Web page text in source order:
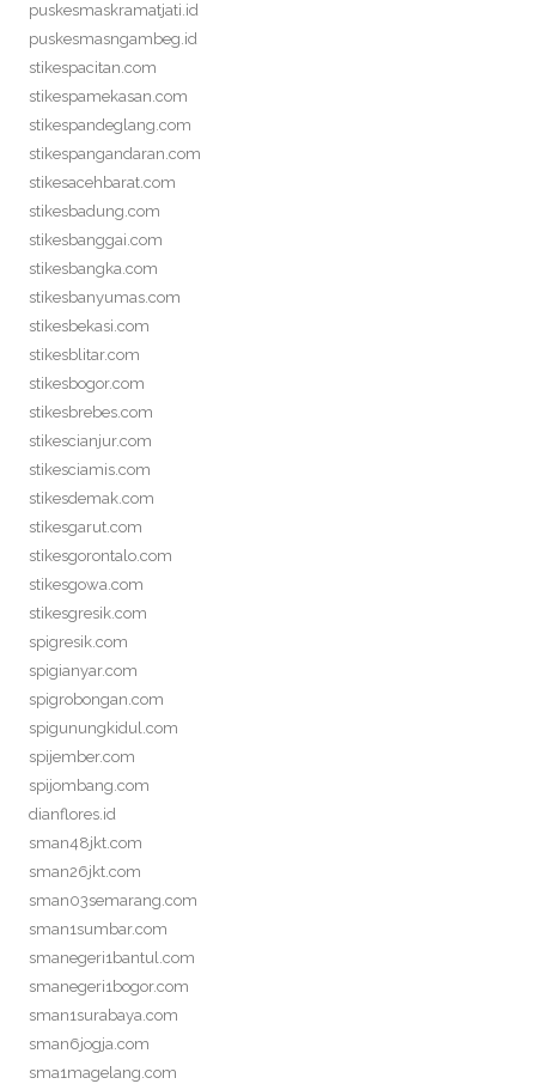
puskesmaskramatjati.id
puskesmasngambeg.id
stikespacitan.com
stikespamekasan.com
stikespandeglang.com
stikespangandaran.com
stikesacehbarat.com
stikesbadung.com
stikesbanggai.com
stikesbangka.com
stikesbanyumas.com
stikesbekasi.com
stikesblitar.com
stikesbogor.com
stikesbrebes.com
stikescianjur.com
stikesciamis.com
stikesdemak.com
stikesgarut.com
stikesgorontalo.com
stikesgowa.com
stikesgresik.com
spigresik.com
spigianyar.com
spigrobongan.com
spigunungkidul.com
spijember.com
spijombang.com
dianflores.id
sman48jkt.com
sman26jkt.com
sman03semarang.com
sman1sumbar.com
smanegeri1bantul.com
smanegeri1bogor.com
sman1surabaya.com
sman6jogja.com
sma1magelang.com